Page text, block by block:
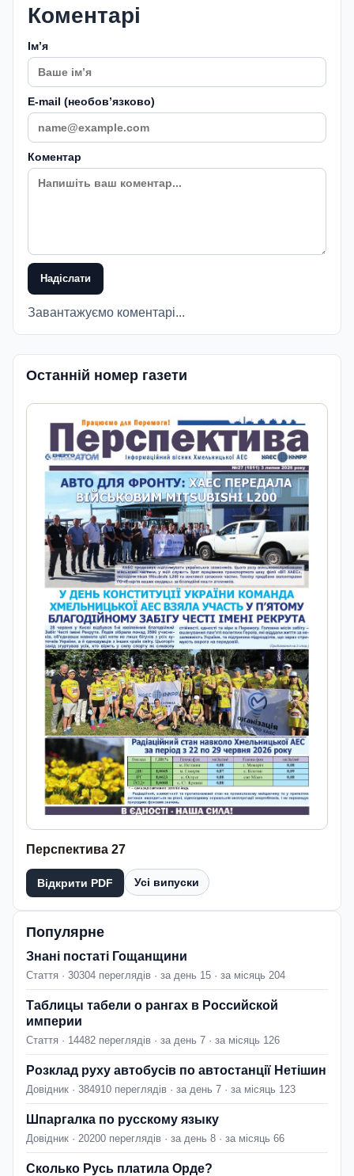
Коментарі
Імʼя
E-mail (необовʼязково)
Коментар
Надіслати
Завантажуємо коментарі...
Останній номер газети
Перспектива 27
Відкрити PDF Усі випуски
Популярне
Знані постаті Гощанщини
Стаття · 30304 переглядів · за день 15 · за місяць 204
Таблицы табели о рангах в Российской
империи
Стаття · 14482 переглядів · за день 7 · за місяць 126
Розклад руху автобусів по автостанції Нетішин
Довідник · 384910 переглядів · за день 7 · за місяць 123
Шпаргалка по русскому языку
Довідник · 20200 переглядів · за день 8 · за місяць 66
Сколько Русь платила Орде?